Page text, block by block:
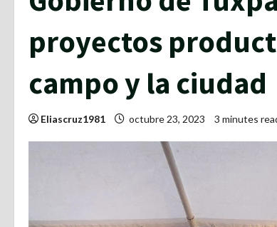
proyectos
campo y la ciudad
Eliascruz1981 octubre 23, 2023 3 minutes